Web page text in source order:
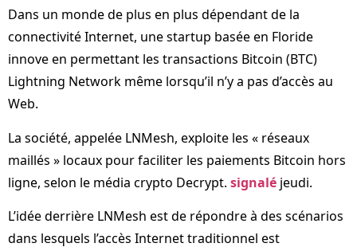
Dans un monde de plus en plus dépendant de la
connectivité Internet, une startup basée en Floride
innove en permettant les transactions Bitcoin (BTC)
Lightning Network même lorsqu’il n’y a pas d’accès au
Web.
La société, appelée LNMesh, exploite les « réseaux
maillés » locaux pour faciliter les paiements Bitcoin hors
ligne, selon le média crypto Decrypt. signalé jeudi.
L’idée derrière LNMesh est de répondre à des scénarios
dans lesquels l’accès Internet traditionnel est